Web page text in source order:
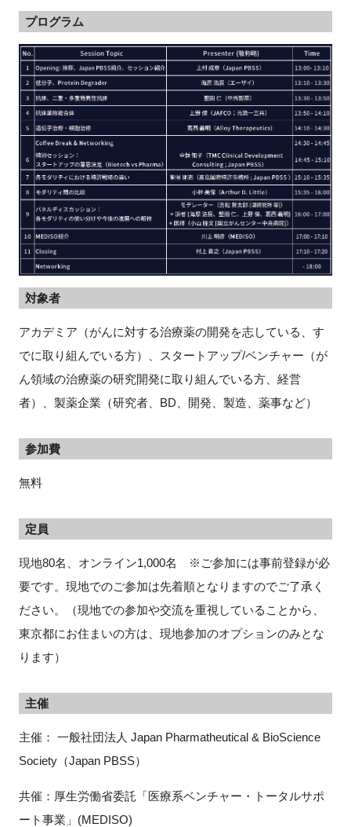
プログラム
対象者
アカデミア（がんに対する治療薬の開発を志している、す
でに取り組んでいる方）、スタートアップ/ベンチャー（が
ん領域の治療薬の研究開発に取り組んでいる方、経営
者）、製薬企業（研究者、BD、開発、製造、薬事など）
参加費
無料
定員
現地80名、オンライン1,000名 ※ご参加には事前登録が必
要です。現地でのご参加は先着順となりますのでご了承く
ださい。（現地での参加や交流を重視していることから、
東京都にお住まいの方は、現地参加のオプションのみとな
ります）
主催
主催： 一般社団法人 Japan Pharmatheutical & BioScience
Society（Japan PBSS）
共催：厚生労働省委託「医療系ベンチャー・トータルサポ
ート事業」(MEDISO)